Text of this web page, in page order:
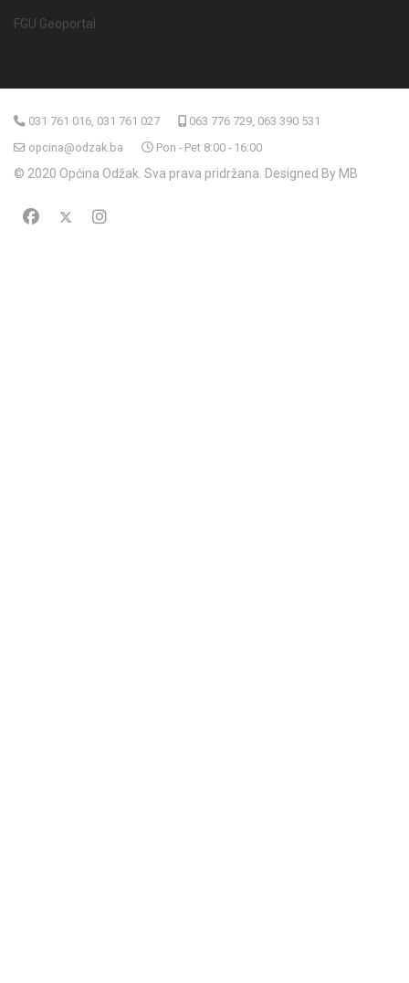
FGU Geoportal
031 761 016, 031 761 027
063 776 729, 063 390 531
opcina@odzak.ba
Pon - Pet 8:00 - 16:00
© 2020 Općina Odžak. Sva prava pridržana. Designed By MB